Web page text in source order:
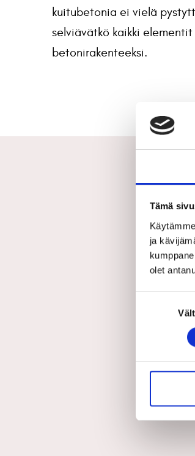
Tämä
ja
olet
kuitubetonia ei vielä
selviävätkö kaikki
betonirakenteeksi.